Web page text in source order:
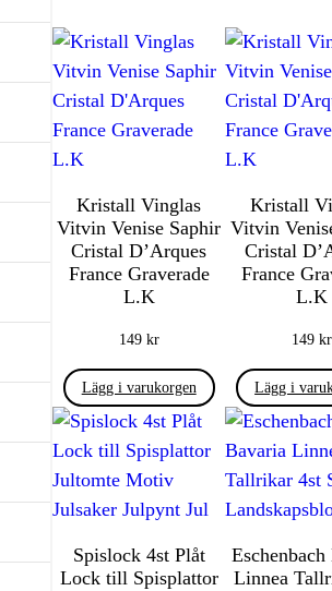
Kristall Vinglas
Vitvin Venise Saphir
Cristal D’Arques
France Graverade
L.K
149 kr
Lägg i varukorgen
Kristall
Vitvin
Cristal
France
L.K
149kr
Lägg i
Spislock 4st Plåt
Lock till Spisplattor
Linnea